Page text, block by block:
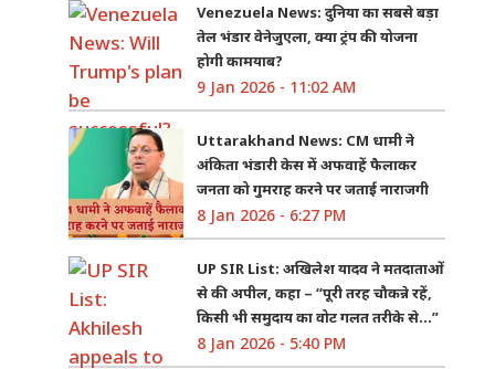
Venezuela News: दुनिया का सबसे बड़ा
तेल भंडार वेनेजुएला, क्या ट्रंप की योजना
होगी कामयाब?
9 Jan 2026 - 11:02 AM
Uttarakhand News: CM धामी ने
अंकिता भंडारी केस में अफवाहें फैलाकर
जनता को गुमराह करने पर जताई नाराजगी
8 Jan 2026 - 6:27 PM
UP SIR List: अखिलेश यादव ने मतदाताओं
से की अपील, कहा – “पूरी तरह चौकन्ने रहें,
किसी भी समुदाय का वोट गलत तरीके से…”
8 Jan 2026 - 5:40 PM